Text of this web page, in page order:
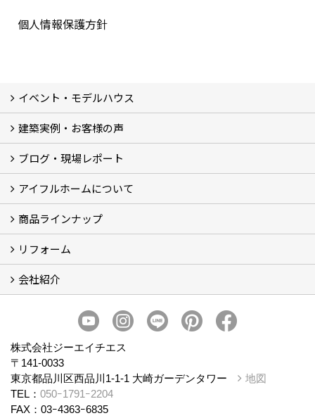
個人情報保護方針
イベント・モデルハウス
イベント
モデルハウス見学
建築実例・お客様の声
建築実例
お客様の声
ブログ・現場レポート
ブログ
現場レポート
アイフルホームについて
アイフルホームについて (5)
商品ラインナップ
商品ラインナップ
リフォーム
まるごと断熱リフォーム
イベント情報
施工事例
会社紹介
スタッフ紹介
個人情報保護方針
株式会社ジーエイチエス
〒141-0033
東京都品川区西品川1-1-1 大崎ガーデンタワー
地図
TEL： 050ｰ1791ｰ2204
FAX：03ｰ4363ｰ6835